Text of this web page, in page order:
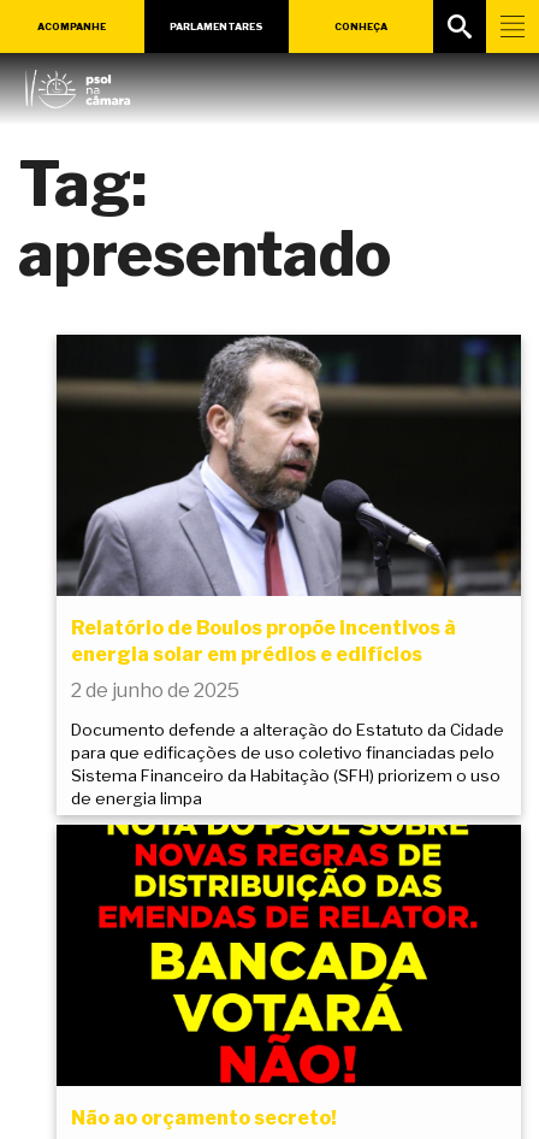
ACOMPANHE PARLAMENTARES CONHEÇA
Tag:
apresentado
Relatório de Boulos propõe incentivos à
energia solar em prédios e edifícios
2 de junho de 2025
Documento defende a alteração do Estatuto da Cidade
para que edificações de uso coletivo financiadas pelo
Sistema Financeiro da Habitação (SFH) priorizem o uso
de energia limpa
Não ao orçamento secreto!